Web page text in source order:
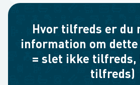
Hvor tilfreds er du
information om dette
= slet ikke tilfreds,
tilfreds)